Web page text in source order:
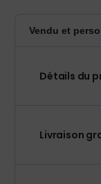
Vendu et
Détails du
Livraison